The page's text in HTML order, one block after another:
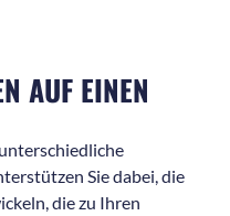
AUF EINEN
Sie dabei, die
die zu Ihren